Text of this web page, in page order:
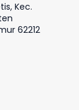
Kec.
62212